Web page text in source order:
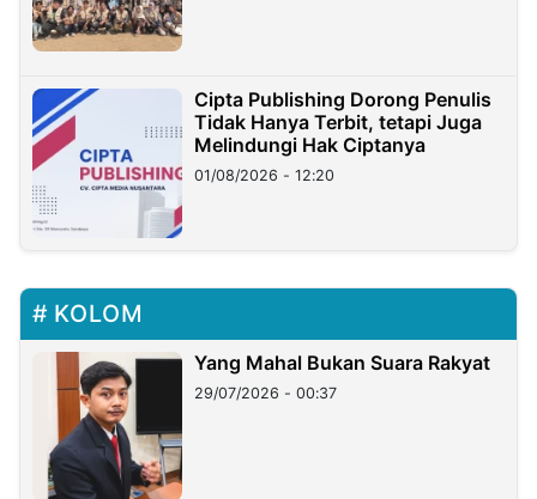
Cipta Publishing Dorong Penulis
Tidak Hanya Terbit, tetapi Juga
Melindungi Hak Ciptanya
01/08/2026 - 12:20
KOLOM
Yang Mahal Bukan Suara Rakyat
29/07/2026 - 00:37